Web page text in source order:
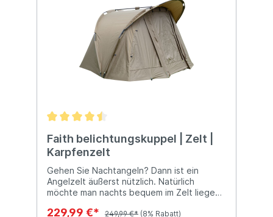
Faith belichtungskuppel | Zelt |
Karpfenzelt
Gehen Sie Nachtangeln? Dann ist ein
Angelzelt äußerst nützlich. Natürlich
möchte man nachts bequem im Zelt liegen
Karpfenzelt bietet ausreichend Platz und
229,99 €* 249,99 €* (8% Rabatt)